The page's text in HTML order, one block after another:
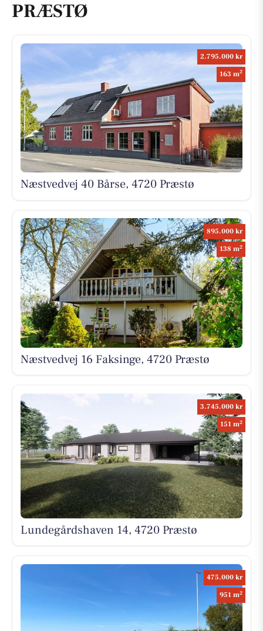
PRÆSTØ
2.795.000 kr
163 m2
Næstvedvej 40 Bårse, 4720 Præstø
895.000 kr
138 m2
Næstvedvej 16 Faksinge, 4720 Præstø
3.745.000 kr
151 m2
Lundegårdshaven 14, 4720 Præstø
475.000 kr
951 m2